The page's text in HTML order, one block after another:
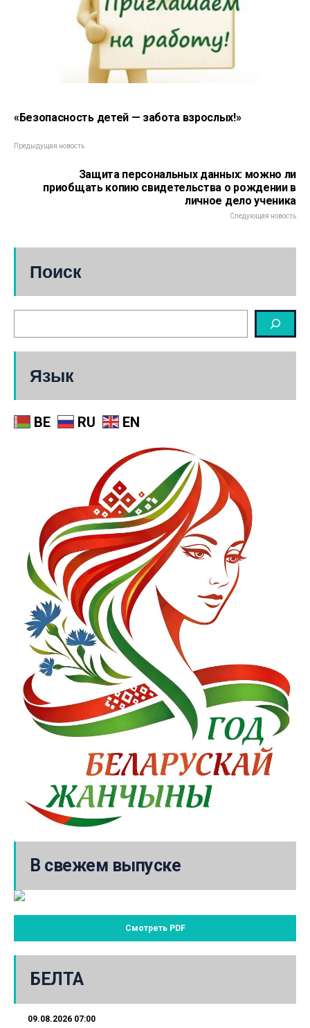
«Безопасность детей — забота взрослых!»
Предыдущая новость
Защита персональных данных: можно ли
приобщать копию свидетельства о рождении в
личное дело ученика
Следующая новость
Поиск
Язык
BE RU EN
В свежем выпуске
Смотреть PDF
БЕЛТА
09.08.2026 07:00